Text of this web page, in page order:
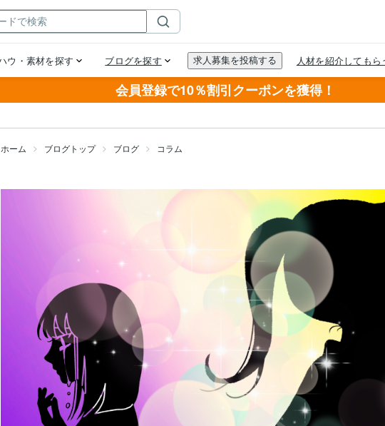
会員登録で10％割引クーポンを獲得！
ホーム ブログトップ ブログ コラム